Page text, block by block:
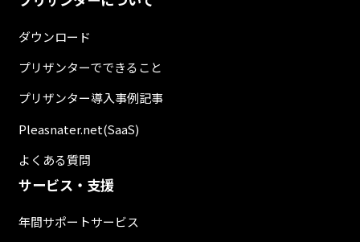
ダウンロード
プリザンターでできること
プリザンター導入事例記事
Pleasnater.net(SaaS)
よくある質問
サービス・支援
年間サポートサービス